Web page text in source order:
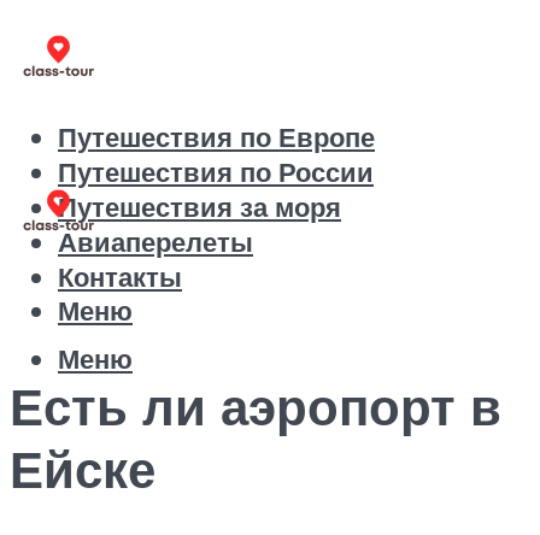
Путешествия по Европе
Путешествия по России
Путешествия за моря
Авиаперелеты
Контакты
Меню
Меню
Есть ли аэропорт в
Ейске